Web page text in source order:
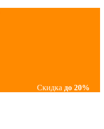
Скидка до 20%